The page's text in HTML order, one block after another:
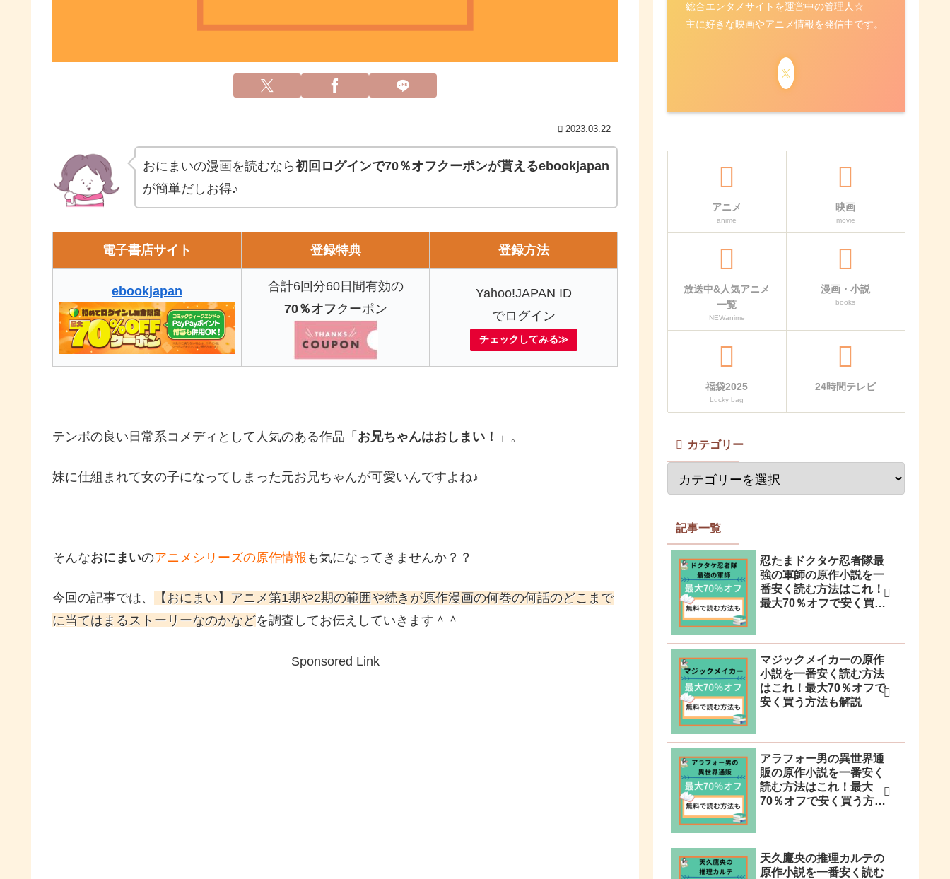
2023.03.22
おにまいの漫画を読むなら初回ログインで70％オフクーポンが貰えるebookjapan
が簡単だしお得♪
電子書店サイト 登録特典 登録方法
ebookjapan
合計6回分60日間有効の
70％オフクーポン
Yahoo!JAPAN ID
でログイン
チェックしてみる≫
テンポの良い日常系コメディとして人気のある作品「 お兄ちゃんはおしまい！ 」。
妹に仕組まれて女の子になってしまった元お兄ちゃんが可愛いんですよね♪
そんなおにまいのアニメシリーズの原作情報 も気になってきませんか？？
今回の記事では、
【おにまい】アニメ第1期や2期の範囲や続きが原作漫画の何巻の何話のどこまで
に当てはまるストーリーなのかなどを調査してお伝えしていきます＾＾
Sponsored Link
総合エンタメサイトを運営中の管理人☆
主に好きな映画やアニメ情報を発信中です。
アニメ
anime
映画
movie
放送中&人気アニメ
一覧
NEWanime
漫画・小説
books
福袋2025
Lucky bag
24時間テレビ
カテゴリー
記事一覧
忍たまドクタケ忍者隊最
強の軍師の原作小説を一
番安く読む方法はこれ！
最大70％オフで安く買う
マジックメイカーの原作
小説を一番安く読む方法
はこれ！最大70％オフで
安く買う方法も解説
アラフォー男の異世界通
販の原作小説を一番安く
読む方法はこれ！最大
70％オフで安く買う方法
天久鷹央の推理カルテの
原作小説を一番安く読む